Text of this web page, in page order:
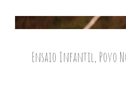
Ensaio Infantil, Povo